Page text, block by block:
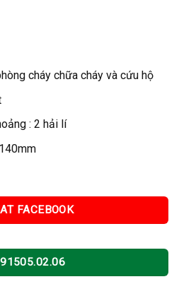
cháy chữa cháy và cứu hộ
: 2 hải lí
FACEBOOK